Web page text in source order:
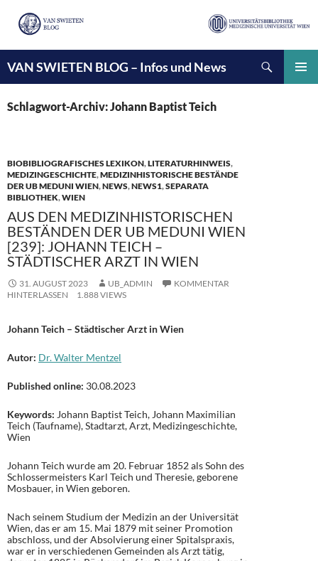
VAN SWIETEN BLOG – Infos und News
INHALT
SPRINGEN
Schlagwort-Archiv: Johann Baptist Teich
BIOBIBLIOGRAFISCHES LEXIKON,LITERATURHINWEIS,
MEDIZINGESCHICHTE,MEDIZINHISTORISCHE BESTÄNDE
DER UB MEDUNI WIEN,NEWS,NEWS1,SEPARATA
BIBLIOTHEK,WIEN
AUS DEN MEDIZINHISTORISCHEN
BESTÄNDEN DER UB MEDUNI WIEN
[239]: JOHANN TEICH –
STÄDTISCHER ARZT IN WIEN
31. AUGUST 2023 UB_ADMIN
KOMMENTAR
HINTERLASSEN
1.888 VIEWS
Johann Teich – Städtischer Arzt in Wien
Autor: Dr. Walter Mentzel
Published online: 30.08.2023
Keywords: Johann Baptist Teich, Johann Maximilian
Teich (Taufname), Stadtarzt, Arzt, Medizingeschichte,
Wien
Johann Teich wurde am 20. Februar 1852 als Sohn des
Schlossermeisters Karl Teich und Theresie, geborene
Mosbauer, in Wien geboren.
Nach seinem Studium der Medizin an der Universität
Wien, das er am 15. Mai 1879 mit seiner Promotion
abschloss, und der Absolvierung einer Spitalspraxis,
war er in verschiedenen Gemeinden als Arzt tätig,